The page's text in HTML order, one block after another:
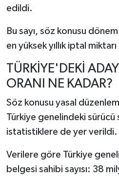
edildi.
Bu sayı, söz konusu
en yüksek yıllık iptal
TÜRKİYE'DEKİ
ORANI NE KADAR?
Söz konusu yasal
Türkiye genelindeki sürücü
istatistiklere de yer verildi.
Verilere göre Türkiye
belgesi sahibi sayısı: 38